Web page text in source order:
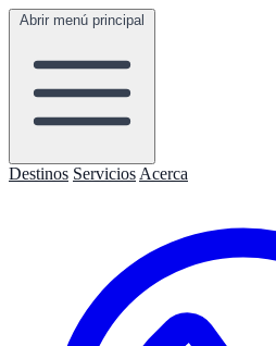
Abrir menú principal
Destinos Servicios Acerca